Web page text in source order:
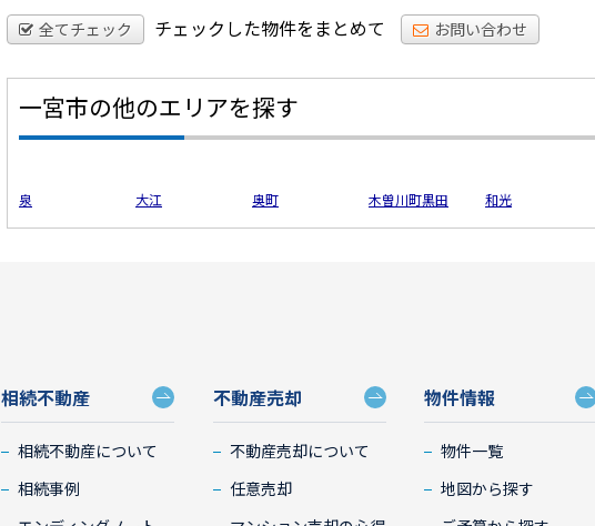
全てチェック チェックした物件をまとめて お問い合わせ
一宮市の他のエリアを探す
泉 大江 奥町 木曽川町黒田 和光
相続不動産
相続不動産について
相続事例
不動産売却
不動産売却について
任意売却
物件情報
物件一覧
地図から探す